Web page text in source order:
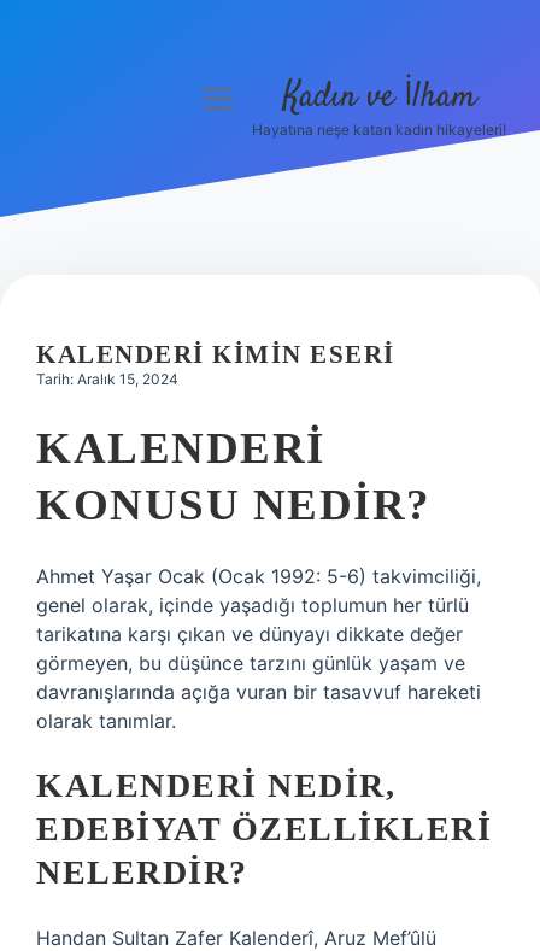
Hakkımızda
menüyü
Kadın ve İlham
Hayatına neşe katan kadın hikayeleri!
KALENDERI KIMIN ESERI
Tarih: Aralık 15, 2024
KALENDERI
KONUSU NEDIR?
Ahmet Yaşar Ocak (Ocak 1992: 5-6) takvimciliği,
genel olarak, içinde yaşadığı toplumun her türlü
tarikatına karşı çıkan ve dünyayı dikkate değer
görmeyen, bu düşünce tarzını günlük yaşam ve
davranışlarında açığa vuran bir tasavvuf hareketi
olarak tanımlar.
KALENDERI NEDIR,
EDEBIYAT ÖZELLIKLERI
NELERDIR?
Handan Sultan Zafer Kalenderî, Aruz Mef’ûlü